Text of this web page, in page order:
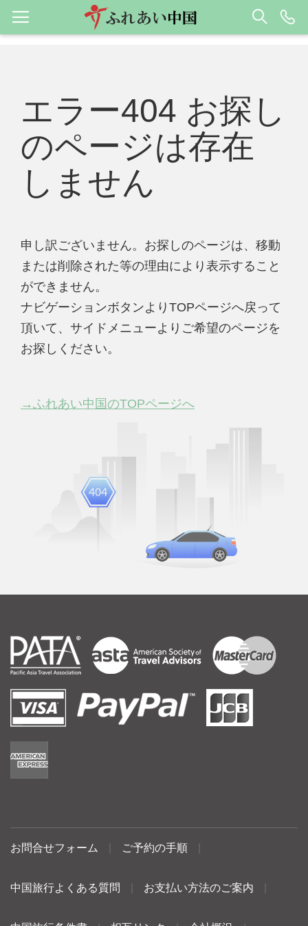
エラー404 お探し
のページは存在
しません
申し訳ございません。お探しのページは、移動
または削除された等の理由により表示すること
ができません。
ナビゲーションボタンよりTOPページへ戻って
頂いて、サイドメニューよりご希望のページを
お探しください。
→ふれあい中国のTOPページへ
お問合せフォーム ご予約の手順
中国旅行よくある質問 お支払い方法のご案内